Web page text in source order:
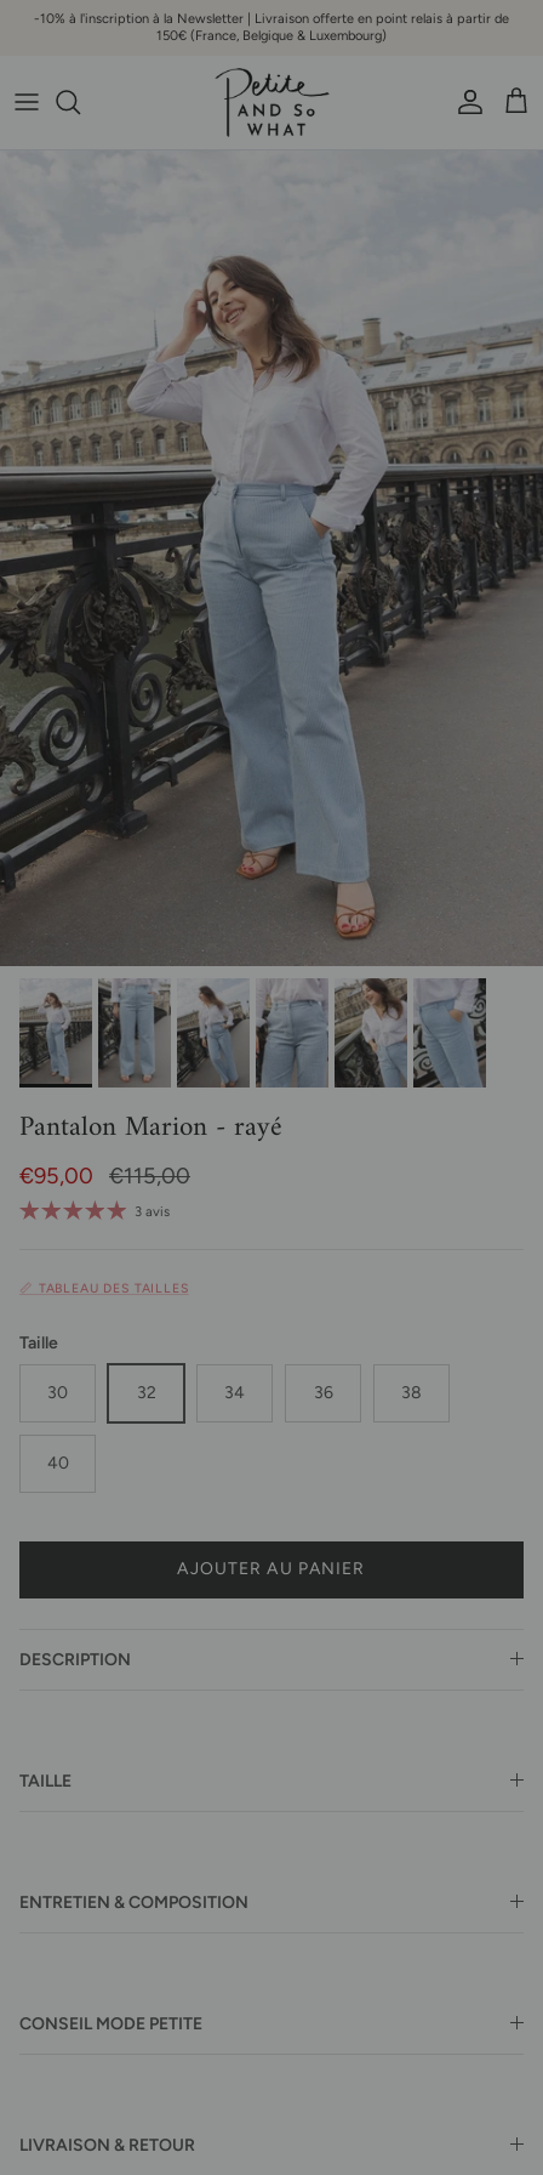
Aller au contenu
-10% à l'inscription à la Newsletter | Livraison offerte en point relais à partir de
150€ (France, Belgique & Luxembourg)
Compte
Pantalon Marion - rayé
Prix soldé
€95,00 Prix habituel
€115,00
3 avis
📏 TABLEAU DES TAILLES
Taille
30 32 34 36 38
40
AJOUTER AU PANIER
DESCRIPTION
TAILLE
ENTRETIEN & COMPOSITION
CONSEIL MODE PETITE
LIVRAISON & RETOUR